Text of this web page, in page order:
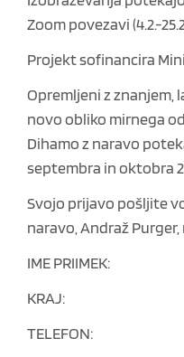
Zoom povezavi (4.2.-
Projekt sofinancira
Opremljeni z znanjem,
novo obliko mirnega
Dihamo z naravo
septembra in oktobra
Svojo prijavo pošljite
naravo, Andraž Purger,
IME PRIIMEK:
KRAJ:
TELEFON: